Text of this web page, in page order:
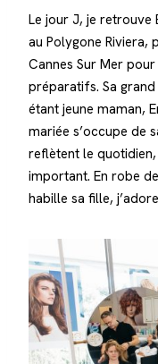
Le jour J, je retrouve
au Polygone Riviera,
Cannes Sur Mer
préparatifs. Sa
étant jeune maman,
mariée s’occupe de
reflètent le
important. En robe
habille sa fille,